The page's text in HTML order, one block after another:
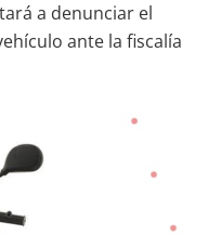
a denunciar el
ante la fiscalía